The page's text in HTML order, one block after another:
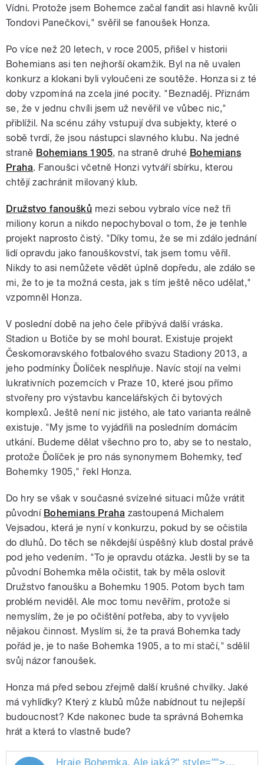
Vídni. Protože jsem Bohemce začal fandit asi hlavně kvůli
Tondovi Panečkovi," svěřil se fanoušek Honza.
Po více než 20 letech, v roce 2005, přišel v historii
Bohemians asi ten nejhorší okamžik. Byl na ně uvalen
konkurz a klokani byli vyloučeni ze soutěže. Honza si z té
doby vzpomíná na zcela jiné pocity. "Beznaděj. Přiznám
se, že v jednu chvíli jsem už nevěřil ve vůbec nic,"
přiblížil. Na scénu záhy vstupují dva subjekty, které o
sobě tvrdí, že jsou nástupci slavného klubu. Na jedné
straně Bohemians 1905, na straně druhé Bohemians
Praha. Fanoušci včetně Honzi vytváří sbírku, kterou
chtějí zachránit milovaný klub.
Družstvo fanoušků mezi sebou vybralo více než tři
miliony korun a nikdo nepochyboval o tom, že je tenhle
projekt naprosto čistý. "Díky tomu, že se mi zdálo jednání
lidí opravdu jako fanouškovství, tak jsem tomu věřil.
Nikdy to asi nemůžete vědět úplně dopředu, ale zdálo se
mi, že to je ta možná cesta, jak s tím ještě něco udělat,"
vzpomněl Honza.
V poslední době na jeho čele přibývá další vráska.
Stadion u Botiče by se mohl bourat. Existuje projekt
Českomoravského fotbalového svazu Stadiony 2013, a
jeho podmínky Ďolíček nesplňuje. Navíc stojí na velmi
lukrativních pozemcích v Praze 10, které jsou přímo
stvořeny pro výstavbu kancelářských či bytových
komplexů. Ještě není nic jistého, ale tato varianta reálně
existuje. "My jsme to vyjádřili na posledním domácím
utkání. Budeme dělat všechno pro to, aby se to nestalo,
protože Ďolíček je pro nás synonymem Bohemky, teď
Bohemky 1905," řekl Honza.
Do hry se však v současné svízelné situaci může vrátit
původní Bohemians Praha zastoupená Michalem
Vejsadou, která je nyní v konkurzu, pokud by se očistila
do dluhů. Do těch se někdejší úspěšný klub dostal právě
pod jeho vedením. "To je opravdu otázka. Jestli by se ta
původní Bohemka měla očistit, tak by měla oslovit
Družstvo fanoušku a Bohemku 1905. Potom bych tam
problém neviděl. Ale moc tomu nevěřím, protože si
nemyslím, že je po očištění potřeba, aby to vyvíjelo
nějakou činnost. Myslím si, že ta pravá Bohemka tady
pořád je, je to naše Bohemka 1905, a to mi stačí," sdělil
svůj názor fanoušek.
Honza má před sebou zřejmě další krušné chvilky. Jaké
má vyhlídky? Který z klubů může nabídnout tu nejlepší
budoucnost? Kde nakonec bude ta správná Bohemka
hrát a která to vlastně bude?
Hraje Bohemka. Ale jaká?" style="">Hraje